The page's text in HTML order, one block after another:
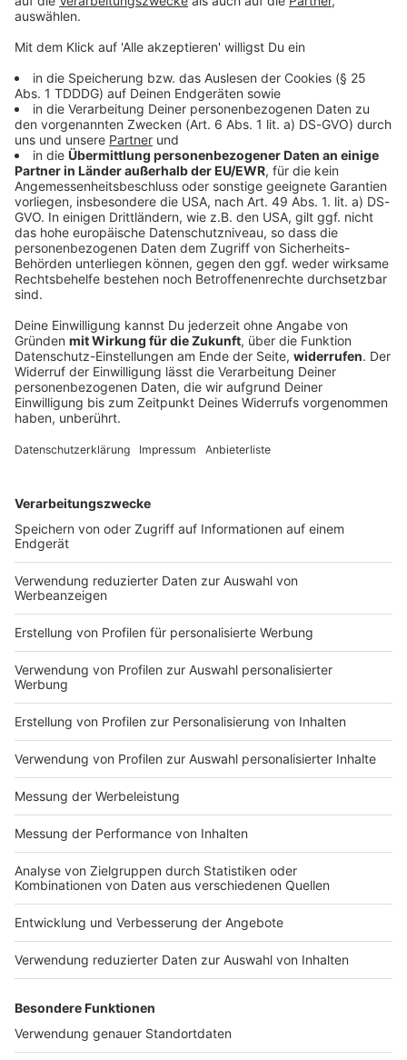
© dpa-infocom, dpa:260109-930-521708/1
Bayern
Schweinestall in Flammen – über 1.000 Tiere
tot
Landwirte liefern mit Traktoren Wasser, Einsatzkräfte
reißen Wände ein – doch für zahlreiche Schweine
Stunden gegen die Flammen an.
DEINE GEMERKTEN ARTIKEL
Du hast dir noch keine Artikel gemerkt
Markiere sie hierfür mit einem
Impressum
Nutzungsbedingungen
Jobs
Presse
Werben
Archiv
ANTENNE BAYERN GROUP
Kontakt
Studio-Hotline
Verkehrs-Hotline
Newsletter